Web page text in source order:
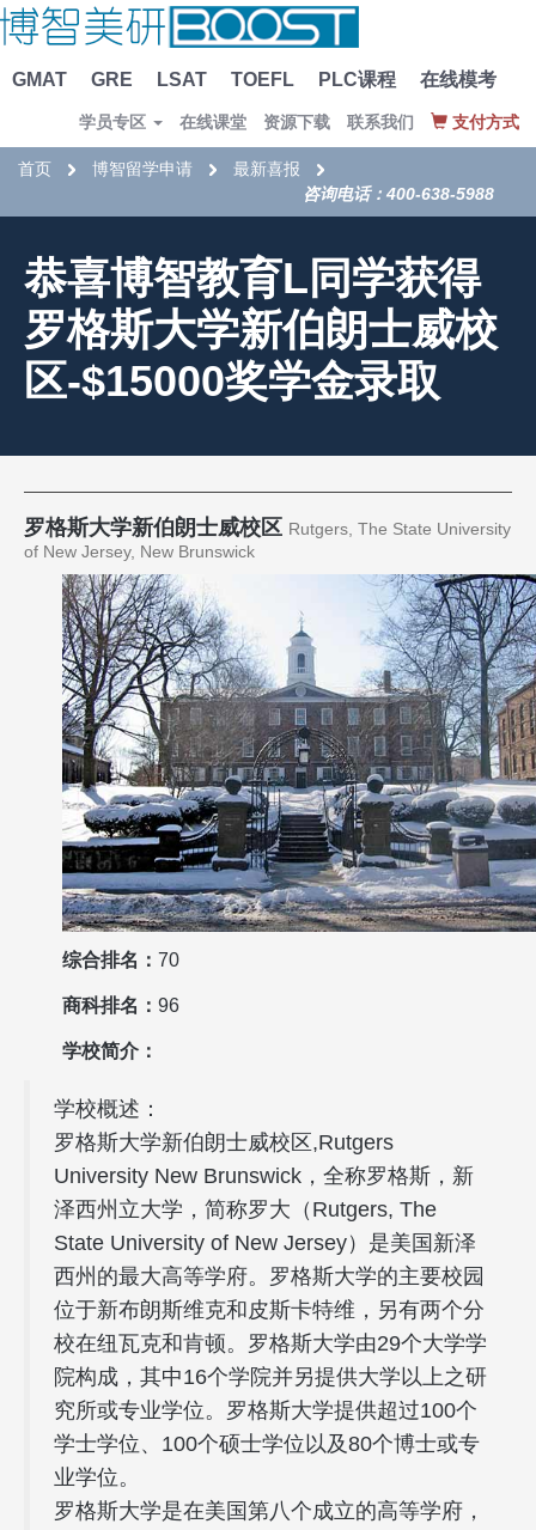
GMAT GRE LSAT TOEFL PLC课程 在线模考
学员专区 在线课堂 资源下载 联系我们 支付方式
首页 博智留学申请
最新喜报
咨询电话：400-638-5988
恭喜博智教育L同学获得
罗格斯大学新伯朗士威校
区-$15000奖学金录取
罗格斯大学新伯朗士威校区 Rutgers, The State University
of New Jersey, New Brunswick
综合排名： 70
商科排名： 96
学校简介：
学校概述：
罗格斯大学新伯朗士威校区,Rutgers
University New Brunswick，全称罗格斯，新
泽西州立大学，简称罗大（Rutgers, The
State University of New Jersey）是美国新泽
西州的最大高等学府。罗格斯大学的主要校园
位于新布朗斯维克和皮斯卡特维，另有两个分
校在纽瓦克和肯顿。罗格斯大学由29个大学学
院构成，其中16个学院并另提供大学以上之研
究所或专业学位。罗格斯大学提供超过100个
学士学位、100个硕士学位以及80个博士或专
业学位。
罗格斯大学是在美国第八个成立的高等学府，